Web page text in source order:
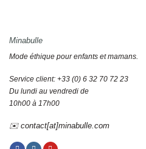
Minabulle
Mode éthique pour enfants et mamans.
Service client: +33 (0) 6 32 70 72 23
Du lundi au vendredi de
10h00 à 17h00
✉️ contact[at]minabulle.com